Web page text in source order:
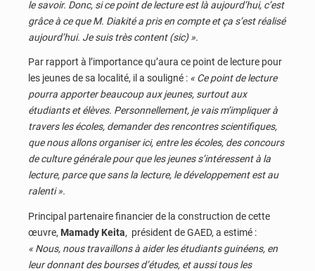
le savoir. Donc, si ce point de lecture est là aujourd’hui, c’est
grâce à ce que M. Diakité a pris en compte et ça s’est réalisé
aujourd’hui. Je suis très content (sic) ».
Par rapport à l’importance qu’aura ce point de lecture pour
les jeunes de sa localité, il a souligné : « Ce point de lecture
pourra apporter beaucoup aux jeunes, surtout aux
étudiants et élèves. Personnellement, je vais m’impliquer à
travers les écoles, demander des rencontres scientifiques,
que nous allons organiser ici, entre les écoles, des concours
de culture générale pour que les jeunes s’intéressent à la
lecture, parce que sans la lecture, le développement est au
ralenti ».
Principal partenaire financier de la construction de cette
œuvre, Mamady Keita, président de GAED, a estimé :
« Nous, nous travaillons à aider les étudiants guinéens, en
leur donnant des bourses d’études, et aussi tous les